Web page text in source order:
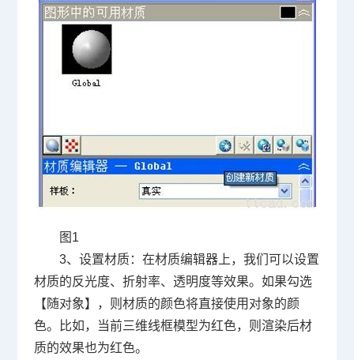
图 1
3、设置材质：在材质编辑器上，我们可以设置
材质的反光度、折射率、透明度等效果。如果勾选
【随对象】，则材质的颜色将直接使用对象的颜
色。比如，当前三维线框模型为红色，则渲染后材
质的效果也为红色。